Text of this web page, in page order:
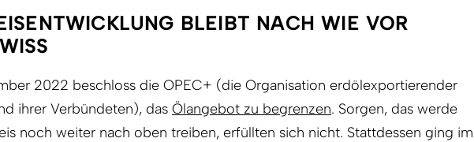
BLEIBT NACH WIE VOR
2022 beschloss die OPEC+ (die Organisation erdölexportierender
ihrer Verbündeten), das Ölangebot zu begrenzen. Sorgen, das werde
noch weiter nach oben treiben, erfüllten sich nicht. Stattdessen ging im